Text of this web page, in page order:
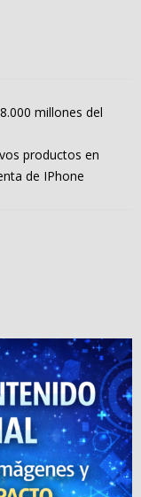
millones del
productos en
de IPhone